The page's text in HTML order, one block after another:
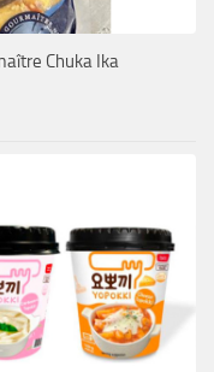
Chuka Ika